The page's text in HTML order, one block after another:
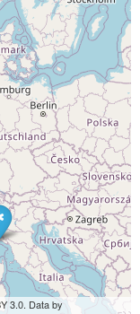
3.0. Data by